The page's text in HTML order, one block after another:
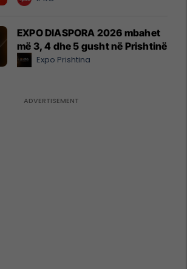
EXPO DIASPORA 2026 mbahet
më 3, 4 dhe 5 gusht në Prishtinë
Expo Prishtina